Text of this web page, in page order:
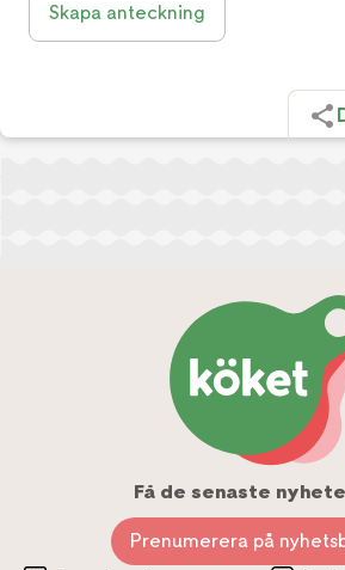
Skapa anteckning
Få de senaste
Prenumerera på